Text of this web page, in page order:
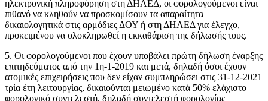
ηλεκτρονική πληροφόρηση στη ΔΗΛΕΔ, οι φορολογούμενοι είναι
πιθανό να κληθούν να προσκομίσουν τα απαραίτητα
δικαιολογητικά στις αρμόδιες ΔΟΥ ή στη ΔΗΛΕΔ για έλεγχο,
προκειμένου να ολοκληρωθεί η εκκαθάριση της δήλωσής τους.
5. Οι φορολογούμενοι που έχουν υποβάλει πρώτη δήλωση έναρξης
επιτηδεύματος από την 1η-1-2019 και μετά, δηλαδή όσοι έχουν
ατομικές επιχειρήσεις που δεν είχαν συμπληρώσει στις 31-12-2021
τρία έτη λειτουργίας, δικαιούνται μειωμένο κατά 50% ελάχιστο
φορολογικό συντελεστή, δηλαδή συντελεστή φορολογίας